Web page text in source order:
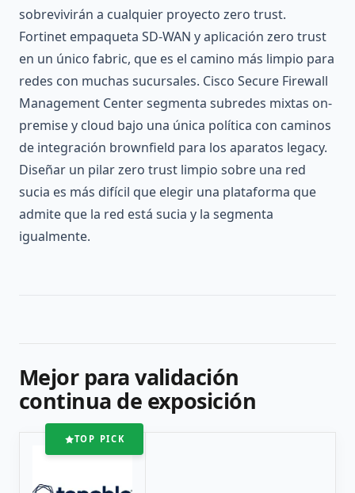
sobrevivirán a cualquier proyecto zero trust.
Fortinet empaqueta SD-WAN y aplicación zero trust
en un único fabric, que es el camino más limpio para
redes con muchas sucursales. Cisco Secure Firewall
Management Center segmenta subredes mixtas on-
premise y cloud bajo una única política con caminos
de integración brownfield para los aparatos legacy.
Diseñar un pilar zero trust limpio sobre una red
sucia es más difícil que elegir una plataforma que
admite que la red está sucia y la segmenta
igualmente.
Mejor para validación
continua de exposición
TOP PICK